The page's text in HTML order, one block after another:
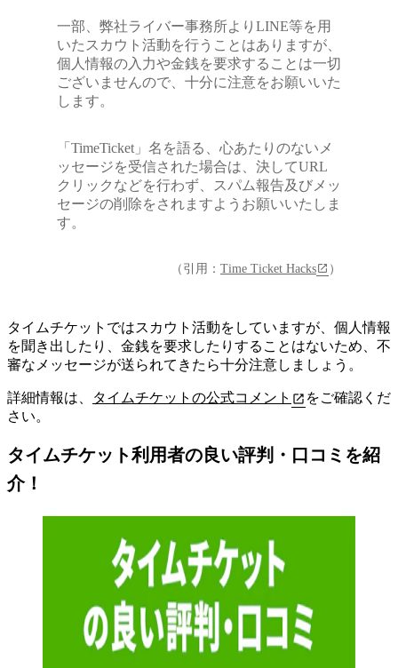
一部、弊社ライバー事務所よりLINE等を用
いたスカウト活動を行うことはありますが、
個人情報の入力や金銭を要求することは一切
ございませんので、十分に注意をお願いいた
します。
「TimeTicket」名を語る、心あたりのないメ
ッセージを受信された場合は、決してURL
クリックなどを行わず、スパム報告及びメッ
セージの削除をされますようお願いいたしま
す。
（引用： Time Ticket Hacks ）
タイムチケットではスカウト活動をしていますが、個人情報
を聞き出したり、金銭を要求したりすることはないため、不
審なメッセージが送られてきたら十分注意しましょう。
詳細情報は、 タイムチケットの公式コメント
をご確認くだ
さい。
タイムチケット利用者の良い評判・口コミを紹
介！